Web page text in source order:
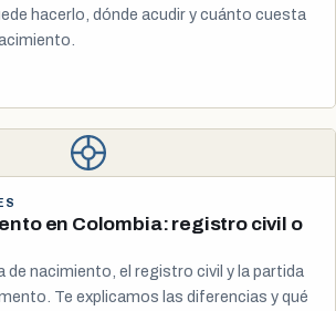
hacerlo, dónde acudir y cuánto cuesta
en Colombia: registro civil o
de nacimiento, el registro civil y la partida
Te explicamos las diferencias y qué